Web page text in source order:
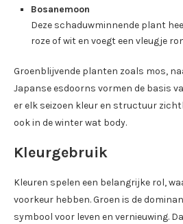
Bosanemoon
Deze schaduwminnende plant
roze of wit en voegt een vleugje
Groenblijvende planten zoals mos,
Japanse esdoorns vormen de basis
er elk seizoen kleur en structuur
ook in de winter wat body.
Kleurgebruik
Kleuren spelen een belangrijke rol,
voorkeur hebben. Groen is de
symbool voor leven en vernieuwing.